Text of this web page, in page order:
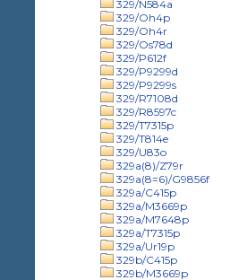
329/N584a
329/Oh4p
329/Oh4r
329/Os78d
329/P612f
329/P9299d
329/P9299s
329/R7108d
329/R8597c
329/T7315p
329/T814e
329/U83o
329a(8)/Z79r
329a(8=6)/G9856f
329a/C415p
329a/M3669p
329a/M7648p
329a/T7315p
329a/Ur19p
329b/C415p
329b/M3669p